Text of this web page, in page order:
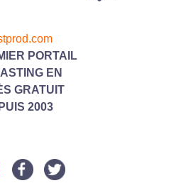
PORTAIL
EN
GRATUIT
2003